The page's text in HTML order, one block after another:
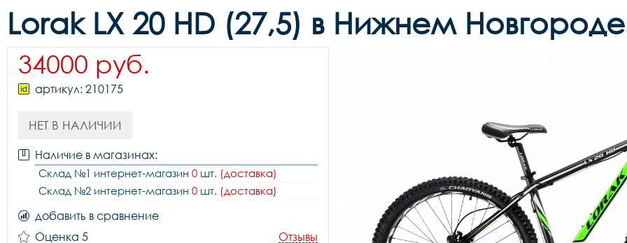
Lorak LX 20 HD (27,5) в Нижнем Новгороде
34000 руб.
артикул: 210175
НЕТ В НАЛИЧИИ
Наличие в магазинах:
Склад №1 интернет-магазин 0 шт. (доставка)
Склад №2 интернет-магазин 0 шт. (доставка)
добавить в сравнение
Оценка 5
Отзывы